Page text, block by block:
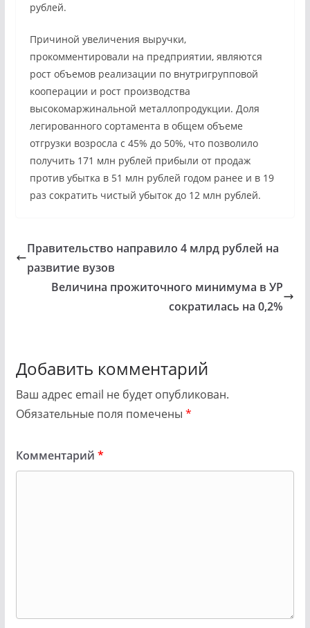
рублей.
Причиной увеличения выручки,
прокомментировали на предприятии, являются
рост объемов реализации по внутригрупповой
кооперации и рост производства
высокомаржинальной металлопродукции. Доля
легированного сортамента в общем объеме
отгрузки возросла с 45% до 50%, что позволило
получить 171 млн рублей прибыли от продаж
против убытка в 51 млн рублей годом ранее и в 19
раз сократить чистый убыток до 12 млн рублей.
Правительство направило 4 млрд рублей на
развитие вузов
Величина прожиточного минимума в УР
сократилась на 0,2%
Добавить комментарий
Ваш адрес email не будет опубликован.
Обязательные поля помечены *
Комментарий *